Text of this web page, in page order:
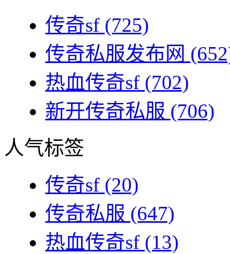
传奇sf (725)
传奇私服发布网
热血传奇sf (702)
新开传奇私服 (706)
人气标签
传奇sf (20)
传奇私服 (647)
热血传奇sf (13)